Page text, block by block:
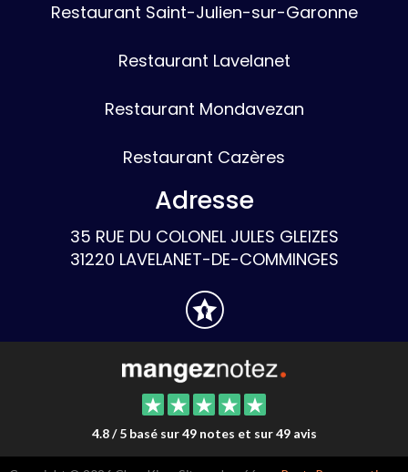
Restaurant Saint-Julien-sur-Garonne
Restaurant Lavelanet
Restaurant Mondavezan
Restaurant Cazères
Adresse
35 RUE DU COLONEL JULES GLEIZES
31220 LAVELANET-DE-COMMINGES
4.8 / 5 basé sur 49 notes et sur 49 avis